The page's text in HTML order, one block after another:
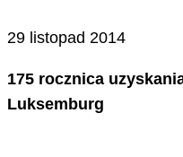
29 listopad 2014
175 rocznica
Luksemburg